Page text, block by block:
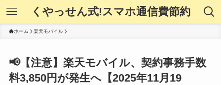
くやっせん式!スマホ通信費節約
ホーム 楽天モバイル
📢【注意】楽天モバイル、契約事務手数
料3,850円が発生へ【2025年11月19